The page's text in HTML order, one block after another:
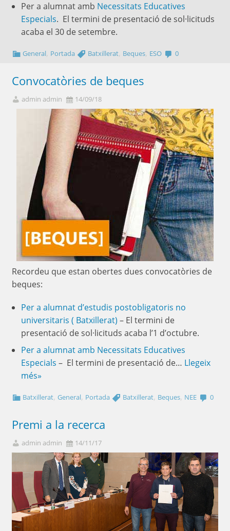
Per a alumnat amb Necessitats Educatives
Especials. El termini de presentació de sol·licituds
acaba el 30 de setembre.
General Portada Batxillerat Beques ESO 0
Convocatòries de beques
admin admin 14/09/18
Recordeu que estan obertes dues convocatòries de
beques:
Per a alumnat d’estudis postobligatoris no
universitaris ( Batxillerat) – El termini de
presentació de sol·licituds acaba l’1 d’octubre.
Per a alumnat amb Necessitats Educatives
Especials – El termini de presentació de… Llegeix
més»
Batxillerat,General, Portada Batxillerat, Beques, NEE 0
Premi a la recerca
admin admin 14/11/17